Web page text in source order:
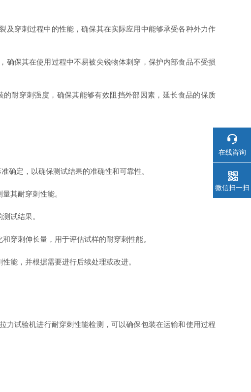
及穿刺过程中的性能，确保其在实际应用中能够承受各种外力作
确保其在使用过程中不易被尖锐物体刺穿，保护内部食品不受损
耐穿刺强度，确保其能够有效阻挡外部因素，延长食品的保质
确定，以确保测试结果的准确性和可靠性。
其耐穿刺性能。
试结果。
穿刺伸长量，用于评估试样的耐穿刺性能。
能，并根据需要进行后续处理或改进。
力试验机进行耐穿刺性能检测，可以确保包装在运输和使用过程
在线咨询
微信扫一扫